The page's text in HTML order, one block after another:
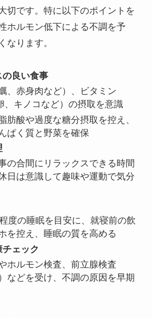
切です。特に以下のポイントを
ホルモン低下による不調を予
なります。
良い食事
、赤身肉など）、ビタミン
、キノコなど）の摂取を意識
肪酸や過度な糖分摂取を控え、
ぱく質と野菜を確保
の合間にリラックスできる時間
日は意識して趣味や運動で気分
度の睡眠を目安に、就寝前の飲
を控え、睡眠の質を高める
ェック
ホルモン検査、前立腺検査
などを受け、不調の原因を早期